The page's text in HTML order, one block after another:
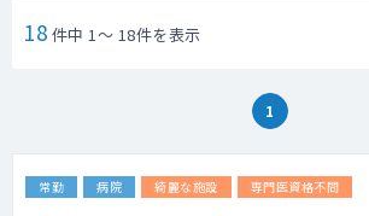
18 件中 1～ 18件を表示
1
常勤 病院 綺麗な施設 専門医資格不問